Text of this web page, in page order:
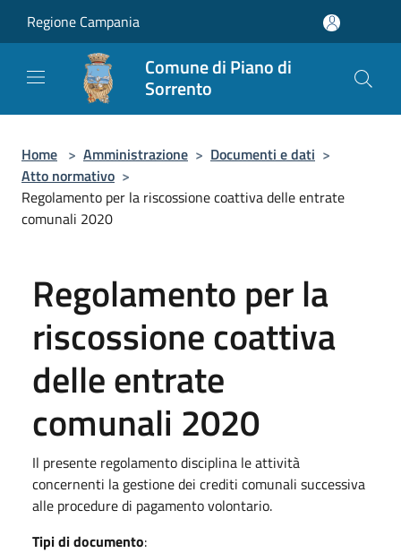
Regione Campania
Comune di Piano di
Sorrento
Home > Amministrazione > Documenti e dati >
Atto normativo >
Regolamento per la riscossione coattiva delle entrate
comunali 2020
Regolamento per la
riscossione coattiva
delle entrate
comunali 2020
Il presente regolamento disciplina le attività
concernenti la gestione dei crediti comunali successiva
alle procedure di pagamento volontario.
Tipi di documento: